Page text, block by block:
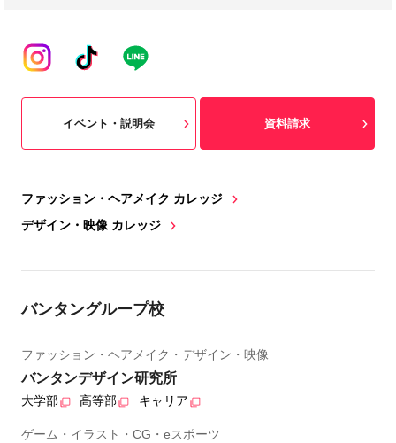
ファッション・ヘアメイク カレッジ
デザイン・映像 カレッジ
イベント・説明会 資料請求
バンタングループ校
ファッション・ヘアメイク・デザイン・映像
バンタンデザイン研究所
大学部 高等部 キャリア
ゲーム・イラスト・CG・eスポーツ